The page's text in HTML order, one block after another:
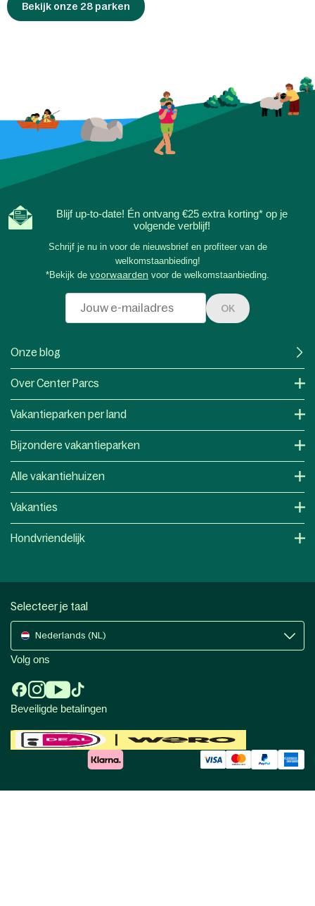
Bekijk onze 28 parken
Blijf up-to-date! Én ontvang €25 extra korting* op je
volgende verblijf!
Schrijf je nu in voor de nieuwsbrief en profiteer van de
welkomstaanbieding!
*Bekijk de voorwaarden voor de welkomstaanbieding.
OK
Onze blog
Over Center Parcs
Vakantieparken per land
Bijzondere vakantieparken
Alle vakantiehuizen
Vakanties
Hondvriendelijk
Selecteer je taal
Nederlands (NL)
Volg ons
Beveiligde betalingen